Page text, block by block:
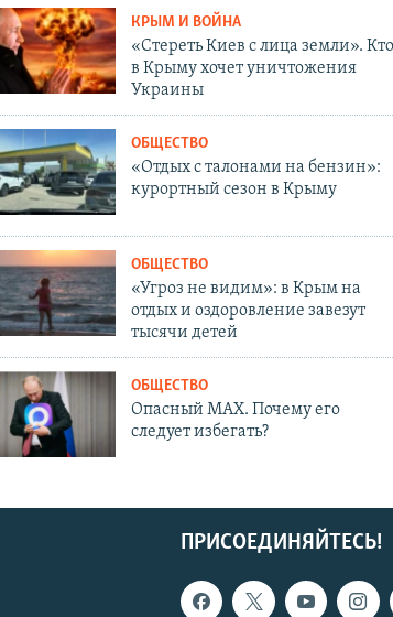
КРЫМ И ВОЙНА
«Стереть Киев с лица земли». Кто
в Крыму хочет уничтожения
Украины
ОБЩЕСТВО
«Отдых с талонами на бензин»:
курортный сезон в Крыму
ОБЩЕСТВО
«Угроз не видим»: в Крым на
отдых и оздоровление завезут
тысячи детей
ОБЩЕСТВО
Опасный MAX. Почему его
следует избегать?
ПРИСОЕДИНЯЙТЕСЬ!